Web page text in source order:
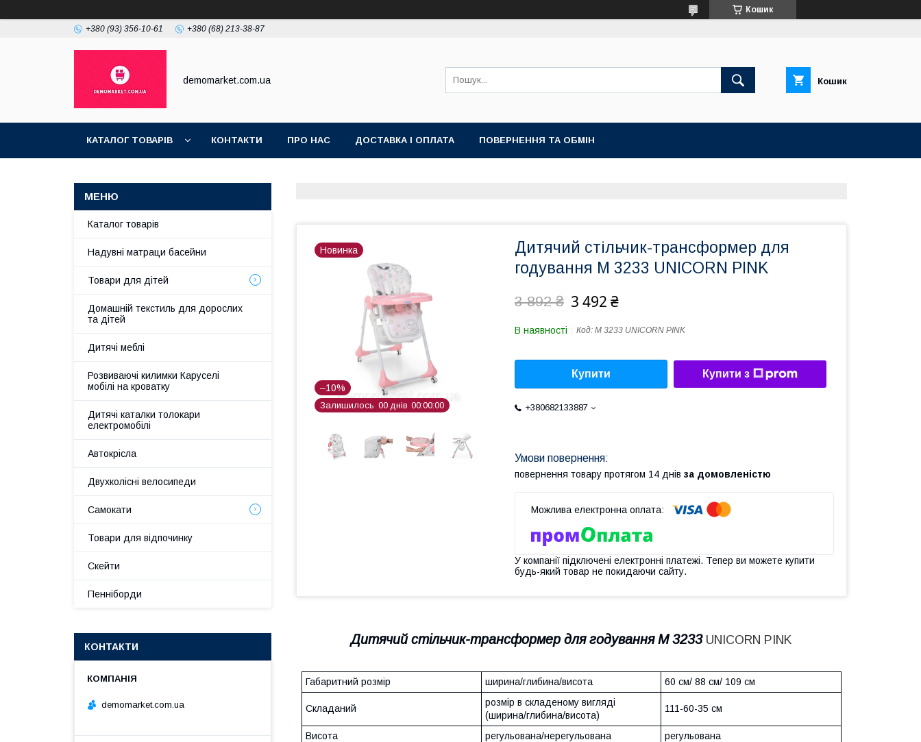
Кошик
+380 (93) 356-10-61 +380 (68) 213-38-87
demomarket.com.ua Кошик
КАТАЛОГ ТОВАРІВ КОНТАКТИ ПРО НАС ДОСТАВКА І ОПЛАТА ПОВЕРНЕННЯ ТА ОБМІН
Новинка
–10%
Залишилось 00 днів 00 00 00
Дитячий стільчик-трансформер для
годування M 3233 UNICORN PINK
3 892 ₴ 3 492 ₴
В наявності Код: M 3233 UNICORN PINK
Купити Купити з
+380682133887
повернення товару протягом 14 днів за домовленістю
У компанії підключені електронні платежі. Тепер ви можете купити
будь-який товар не покидаючи сайту.
Дитячий стільчик-трансформер для годування M 3233 UNICORN PINK
Габаритний розмір ширина/глибина/висота 60 см/ 88 см/ 109 см
Складаний
розмір в складеному вигляді
(ширина/глибина/висота)
111-60-35 см
Висота регульована/нерегульована
регульована
Каталог товарів
Надувні матраци басейни
Товари для дітей
Домашній текстиль для дорослих
та дітей
Дитячі меблі
Розвиваючі килимки Каруселі
мобілі на кроватку
Дитячі каталки толокари
електромобілі
Автокрісла
Двухколісні велосипеди
Самокати
Товари для відпочинку
Скейти
Пенніборди
КОНТАКТИ
demomarket.com.ua